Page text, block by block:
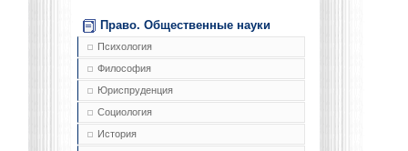
Право. Общественные науки
Психология
Философия
Юриспруденция
Социология
История